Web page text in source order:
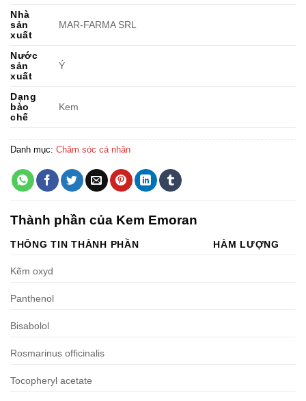
Nhà
sản
xuất
MAR-FARMA SRL
Nước
sản
xuất
Ý
Dạng
bào
chế
Kem
Danh mục: Chăm sóc cá nhân
Thành phần của Kem Emoran
THÔNG TIN THÀNH PHẦN HÀM LƯỢNG
Kẽm oxyd
Panthenol
Bisabolol
Rosmarinus officinalis
Tocopheryl acetate